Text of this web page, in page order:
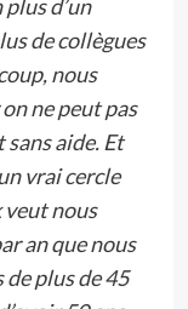
d’un
de collègues
nous
ne peut pas
aide. Et
vrai cercle
veut nous
an que nous
plus de 45